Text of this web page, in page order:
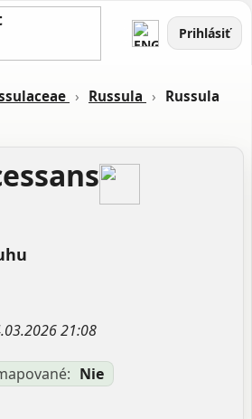
Prihlásiť
› Russula › Russula
21:08
Nie